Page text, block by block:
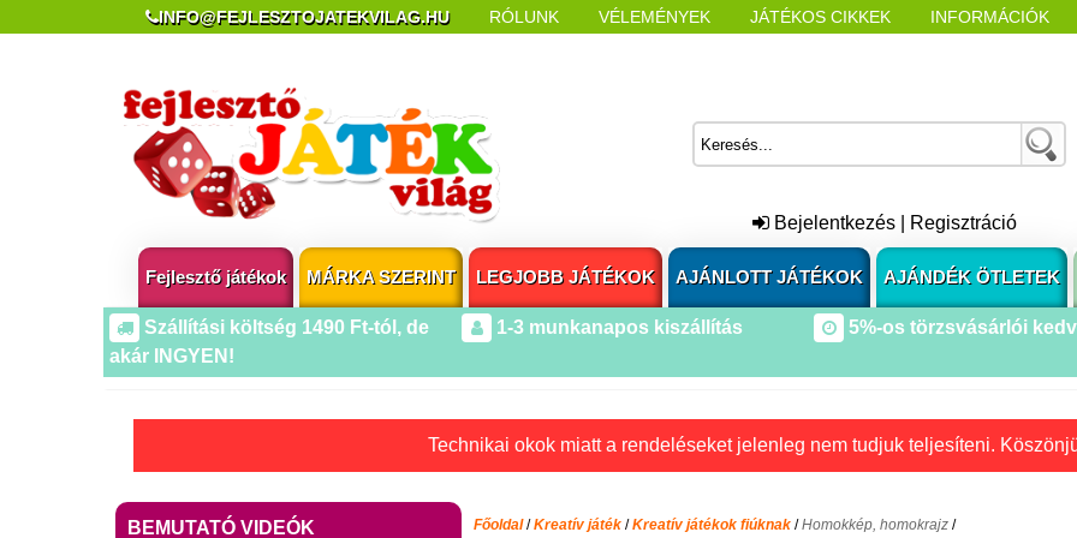
INFO@FEJLESZTOJATEKVILAG.HU RÓLUNK VÉLEMÉNYEK JÁTÉKOS CIKKEK INFORMÁCIÓK
Bejelentkezés Regisztráció
Fejlesztő játékok MÁRKA SZERINT LEGJOBB JÁTÉKOK AJÁNLOTT JÁTÉKOK AJÁNDÉK ÖTLETEK
Szállítási költség 1490 Ft-tól, de
akár INGYEN!
1-3 munkanapos kiszállítás 5%-os törzsvásárlói
Technikai okok miatt a rendeléseket jelenleg nem tudjuk teljesíteni.
BEMUTATÓ VIDEÓK Főoldal/Kreatív játék /Kreatív játékok fiúknak /Homokkép, homokrajz /